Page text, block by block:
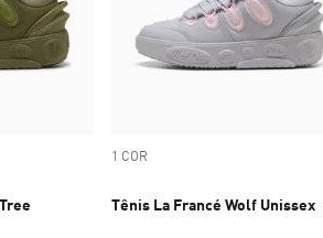
1 COR
Tênis La Francé Wolf Unissex